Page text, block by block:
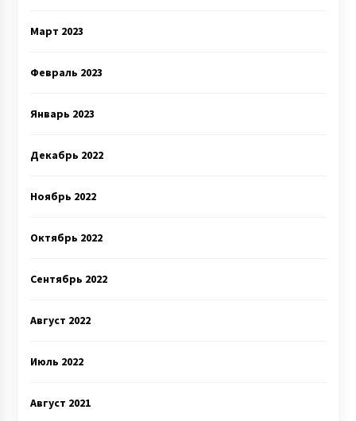
Март 2023
Февраль 2023
Январь 2023
Декабрь 2022
Ноябрь 2022
Октябрь 2022
Сентябрь 2022
Август 2022
Июль 2022
Август 2021